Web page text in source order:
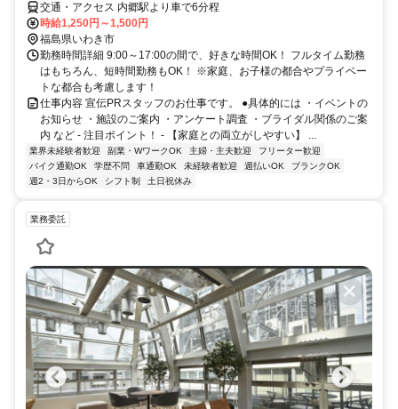
交通・アクセス 内郷駅より車で6分程
時給1,250円～1,500円
福島県いわき市
勤務時間詳細 9:00～17:00の間で、好きな時間OK！ フルタイム勤務
はもちろん、短時間勤務もOK！ ※家庭、お子様の都合やプライベー
トな都合も考慮します！
仕事内容 宣伝PRスタッフのお仕事です。 ●具体的には ・イベントの
お知らせ ・施設のご案内 ・アンケート調査 ・ブライダル関係のご案
内 など - 注目ポイント！ - 【家庭との両立がしやすい】 ...
業界未経験者歓迎 副業・WワークOK 主婦・主夫歓迎
フリーター歓迎
バイク通勤OK
学歴不問 車通勤OK 未経験者歓迎 週払いOK
ブランクOK
週2・3日からOK
シフト制 土日祝休み
業務委託